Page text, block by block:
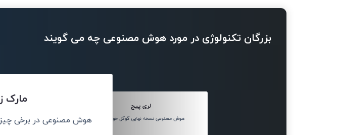
بزرگان تکنولوژی در مورد هوش مصنوعی چه می گویند
لری پیج
هوش مصنوعی نسخه نهایی گوگل خواهد بود.
مارک
هوش مصنوعی در برخی